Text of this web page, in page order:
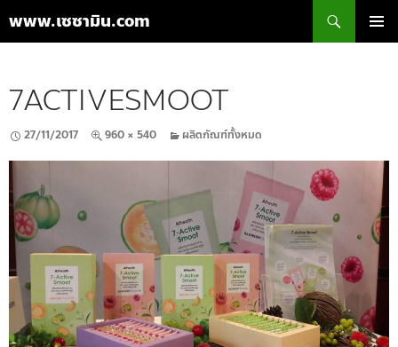
www.เซซามิน.com
เนื้อหา
7ACTIVESMOOT
27/11/2017 960 × 540 ผลิตภัณฑ์ทั้งหมด